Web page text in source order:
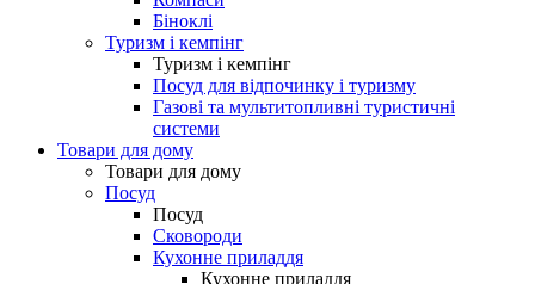
Біноклі
Туризм і кемпінг
Туризм і кемпінг
Посуд для відпочинку і туризму
Газові та мультитопливні туристичні
системи
Товари для дому
Товари для дому
Посуд
Посуд
Сковороди
Кухонне приладдя
Кухонне приладдя